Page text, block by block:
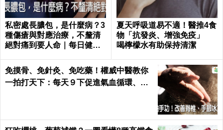
私密處長膿包，是什麼病？3
種傷瘡與對應治療，不釐清
絕對痛到要人命｜每日健康
夏天呼吸道易不適！醫推4食
物「抗發炎、增強免疫」
喝檸檬水有助保持清潔
免摸骨、免針灸、免吃藥！權威中醫教你
一拍打天下：每天９下促進氣血循環、活